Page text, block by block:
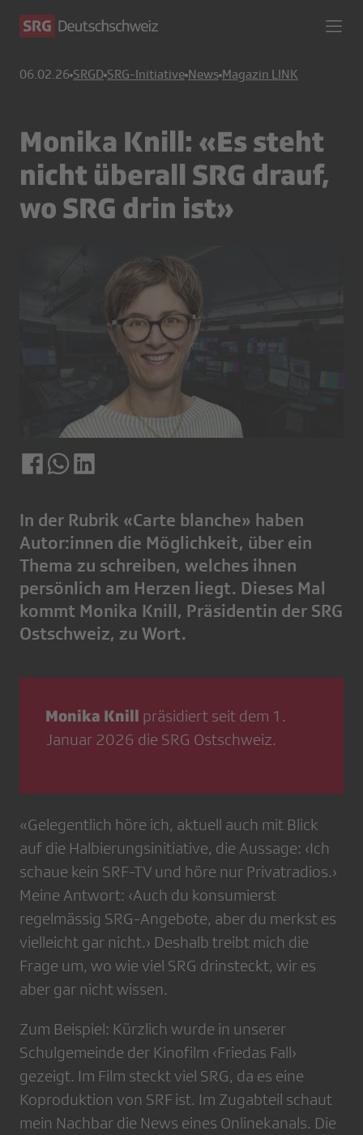
06.02.26 SRGD SRG-Initiative News Magazin LINK
Monika Knill: «Es steht
nicht überall SRG drauf,
wo SRG drin ist»
In der Rubrik «Carte blanche» haben
Autor:innen die Möglichkeit, über ein
Thema zu schreiben, welches ihnen
persönlich am Herzen liegt. Dieses Mal
kommt Monika Knill, Präsidentin der SRG
Ostschweiz, zu Wort.
Monika Knill präsidiert seit dem 1.
Januar 2026 die SRG Ostschweiz.
«Gelegentlich höre ich, aktuell auch mit Blick
auf die Halbierungsinitiative, die Aussage: ‹Ich
schaue kein SRF-TV und höre nur Privatradios.›
Meine Antwort: ‹Auch du konsumierst
regelmässig SRG-Angebote, aber du merkst es
vielleicht gar nicht.› Deshalb treibt mich die
Frage um, wo wie viel SRG drinsteckt, wir es
aber gar nicht wissen.
Zum Beispiel: Kürzlich wurde in unserer
Schulgemeinde der Kinofilm ‹Friedas Fall›
gezeigt. Im Film steckt viel SRG, da es eine
Koproduktion von SRF ist. Im Zugabteil schaut
mein Nachbar die News eines Onlinekanals. Die